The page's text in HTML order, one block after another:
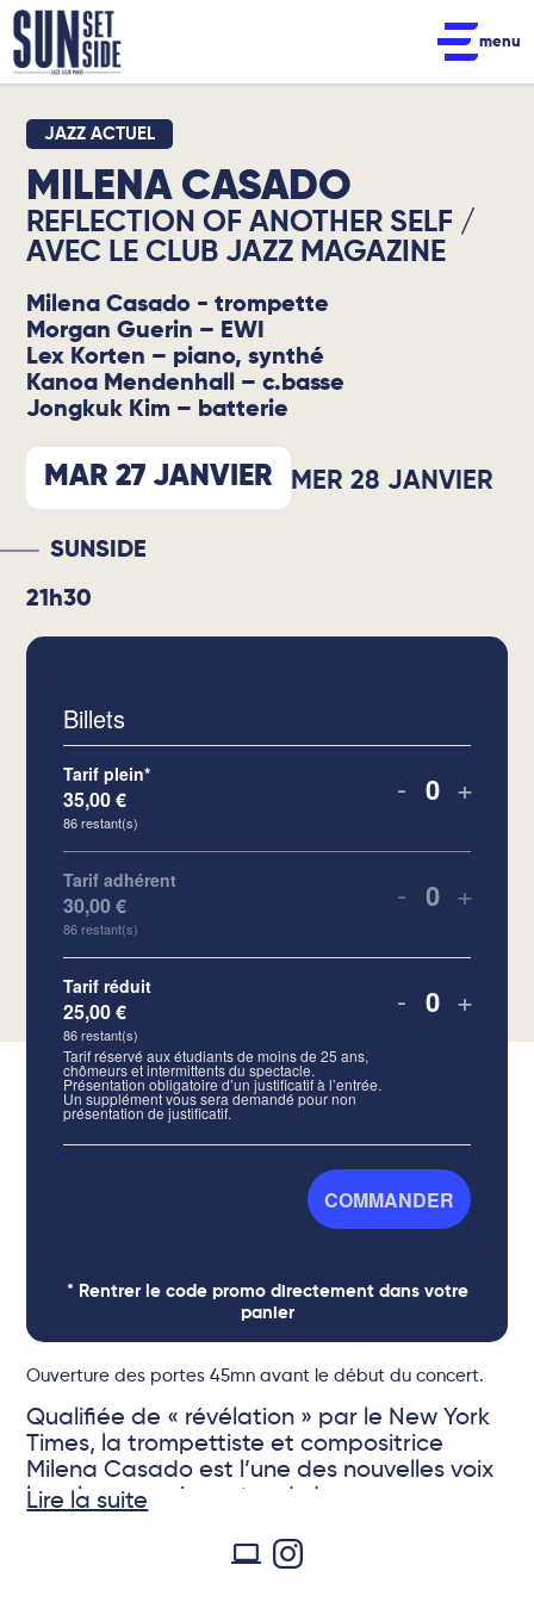
menu
JAZZ ACTUEL
MILENA CASADO
REFLECTION OF ANOTHER SELF /
AVEC LE CLUB JAZZ MAGAZINE
Milena Casado - trompette
Morgan Guerin – EWI
Lex Korten – piano, synthé
Kanoa Mendenhall – c.basse
Jongkuk Kim – batterie
MAR 27 JANVIER MER 28 JANVIER
SUNSIDE
21h30
Billets
Tarif plein*
35,00€
86restant(s)
- Quantité
+
Tarif adhérent
30,00€
86 restant(s)
- Quantité
+
Tarif réduit
Tarif réservé aux étudiants de moins de 25 ans,
chômeurs et intermittents du spectacle.
Présentation obligatoire d’un justificatif à l’entrée.
Un supplément vous sera demandé pour non
présentation de justificatif.
25,00€
86restant(s)
- Quantité
+
COMMANDER
* Rentrer le code promo directement dans votre
panier
Ouverture des portes 45mn avant le début du concert.
Qualifiée de « révélation » par le New York
Times, la trompettiste et compositrice
Milena Casado est l’une des nouvelles voix
les plus convaincantes du jazz
improvisations fluides et ses compositions
profondément personnelles, elle passe sans
Lire la suite